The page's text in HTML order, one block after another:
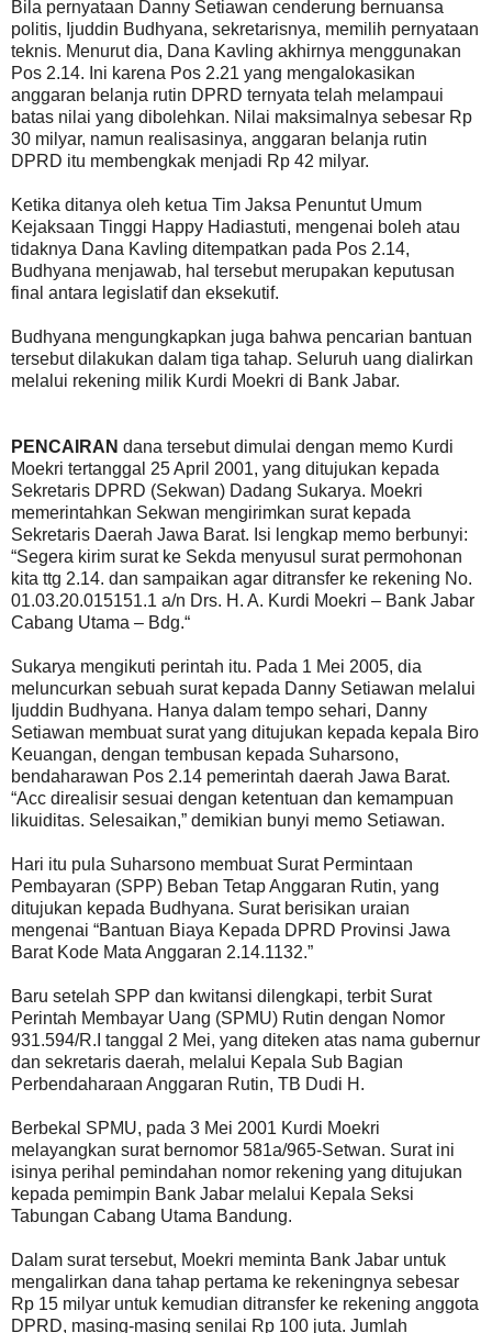
Bila pernyataan Danny Setiawan cenderung bernuansa
politis, Ijuddin Budhyana, sekretarisnya, memilih pernyataan
teknis. Menurut dia, Dana Kavling akhirnya menggunakan
Pos 2.14. Ini karena Pos 2.21 yang mengalokasikan
anggaran belanja rutin DPRD ternyata telah melampaui
batas nilai yang dibolehkan. Nilai maksimalnya sebesar Rp
30 milyar, namun realisasinya, anggaran belanja rutin
DPRD itu membengkak menjadi Rp 42 milyar.
Ketika ditanya oleh ketua Tim Jaksa Penuntut Umum
Kejaksaan Tinggi Happy Hadiastuti, mengenai boleh atau
tidaknya Dana Kavling ditempatkan pada Pos 2.14,
Budhyana menjawab, hal tersebut merupakan keputusan
final antara legislatif dan eksekutif.
Budhyana mengungkapkan juga bahwa pencarian bantuan
tersebut dilakukan dalam tiga tahap. Seluruh uang dialirkan
melalui rekening milik Kurdi Moekri di Bank Jabar.
PENCAIRAN dana tersebut dimulai dengan memo Kurdi
Moekri tertanggal 25 April 2001, yang ditujukan kepada
Sekretaris DPRD (Sekwan) Dadang Sukarya. Moekri
memerintahkan Sekwan mengirimkan surat kepada
Sekretaris Daerah Jawa Barat. Isi lengkap memo berbunyi:
“Segera kirim surat ke Sekda menyusul surat permohonan
kita ttg 2.14. dan sampaikan agar ditransfer ke rekening No.
01.03.20.015151.1 a/n Drs. H. A. Kurdi Moekri – Bank Jabar
Cabang Utama – Bdg.“
Sukarya mengikuti perintah itu. Pada 1 Mei 2005, dia
meluncurkan sebuah surat kepada Danny Setiawan melalui
Ijuddin Budhyana. Hanya dalam tempo sehari, Danny
Setiawan membuat surat yang ditujukan kepada kepala Biro
Keuangan, dengan tembusan kepada Suharsono,
bendaharawan Pos 2.14 pemerintah daerah Jawa Barat.
“Acc direalisir sesuai dengan ketentuan dan kemampuan
likuiditas. Selesaikan,” demikian bunyi memo Setiawan.
Hari itu pula Suharsono membuat Surat Permintaan
Pembayaran (SPP) Beban Tetap Anggaran Rutin, yang
ditujukan kepada Budhyana. Surat berisikan uraian
mengenai “Bantuan Biaya Kepada DPRD Provinsi Jawa
Barat Kode Mata Anggaran 2.14.1132.”
Baru setelah SPP dan kwitansi dilengkapi, terbit Surat
Perintah Membayar Uang (SPMU) Rutin dengan Nomor
931.594/R.I tanggal 2 Mei, yang diteken atas nama gubernur
dan sekretaris daerah, melalui Kepala Sub Bagian
Perbendaharaan Anggaran Rutin, TB Dudi H.
Berbekal SPMU, pada 3 Mei 2001 Kurdi Moekri
melayangkan surat bernomor 581a/965-Setwan. Surat ini
isinya perihal pemindahan nomor rekening yang ditujukan
kepada pemimpin Bank Jabar melalui Kepala Seksi
Tabungan Cabang Utama Bandung.
Dalam surat tersebut, Moekri meminta Bank Jabar untuk
mengalirkan dana tahap pertama ke rekeningnya sebesar
Rp 15 milyar untuk kemudian ditransfer ke rekening anggota
DPRD, masing-masing senilai Rp 100 juta. Jumlah